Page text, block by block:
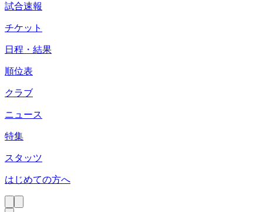
試合速報
チケット
日程・結果
順位表
クラブ
ニュース
特集
スタッツ
はじめての方へ